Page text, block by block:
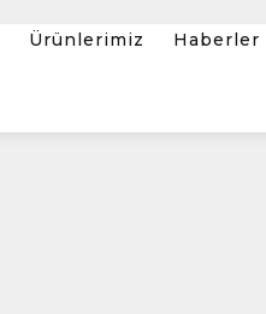
Ürünlerimiz Haberler